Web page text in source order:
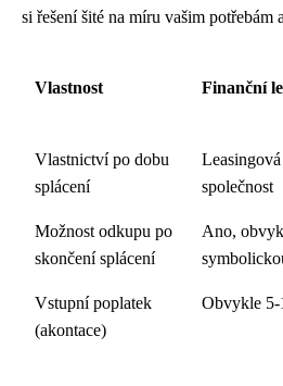
si řešení šité na míru vašim potřebám
Vlastnost Finanční
Vlastnictví po dobu
splácení
Leasingová
společnost
Možnost odkupu po
skončení splácení
Ano,
Vstupní poplatek
(akontace)
Obvykle 5-